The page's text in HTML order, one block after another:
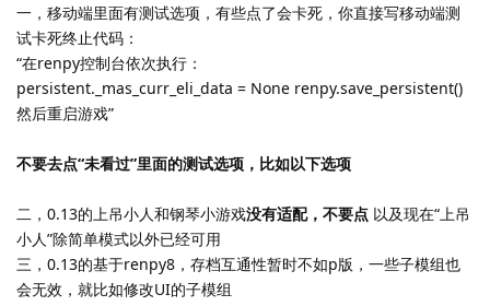
一，移动端里面有测试选项，有些点了会卡死，你直接写移动端测
试卡死终止代码：
“在renpy控制台依次执行：
persistent._mas_curr_eli_data = None renpy.save_persistent()
然后重启游戏”
不要去点“未看过”里面的测试选项，比如以下选项
二，0.13的上吊小人和钢琴小游戏没有适配，不要点 以及现在“上吊
小人”除简单模式以外已经可用
三，0.13的基于renpy8，存档互通性暂时不如p版，一些子模组也
会无效，就比如修改UI的子模组